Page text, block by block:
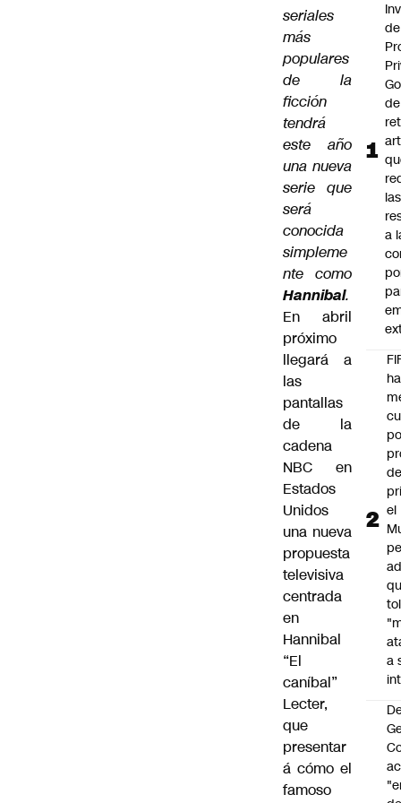
seriales
más
populares
de la
ficción
tendrá
este año
una nueva
serie que
será
conocida
simpleme
nte como
Hannibal.
En abril
próximo
llegará a
las
pantallas
de la
cadena
NBC en
Estados
Unidos
una nueva
propuesta
televisiva
centrada
en
Hannibal
“El
caníbal”
Lecter,
que
presentar
á cómo el
famoso
las
a
de
el
a